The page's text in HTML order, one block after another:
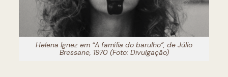
Helena Ignez em “A família do barulho”, de Júlio
Bressane, 1970 (Foto: Divulgação)